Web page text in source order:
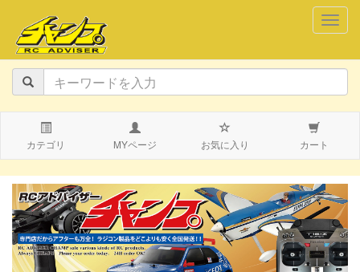
カテゴリ MYページ お気に入り カート